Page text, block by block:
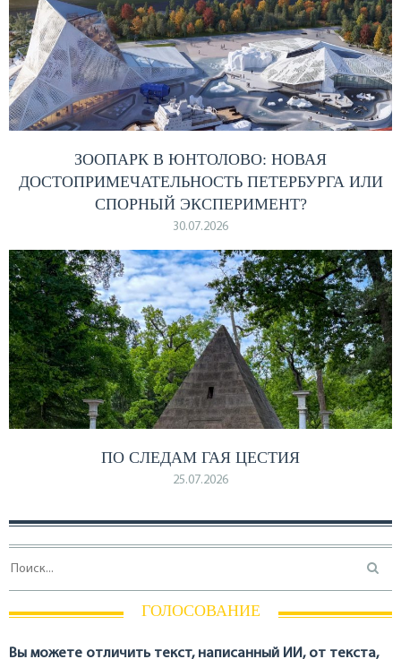
ЗООПАРК В ЮНТОЛОВО: НОВАЯ
ДОСТОПРИМЕЧАТЕЛЬНОСТЬ ПЕТЕРБУРГА ИЛИ
СПОРНЫЙ ЭКСПЕРИМЕНТ?
30.07.2026
ПО СЛЕДАМ ГАЯ ЦЕСТИЯ
25.07.2026
ГОЛОСОВАНИЕ
Вы можете отличить текст, написанный ИИ, от текста,